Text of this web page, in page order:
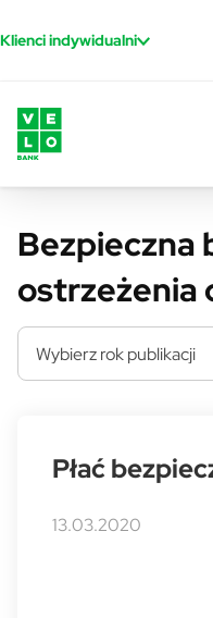
Klienci indywidualni
Bezpieczna
ostrzeżenia
Wybierz rok publikacji
Płać
13.03.2020